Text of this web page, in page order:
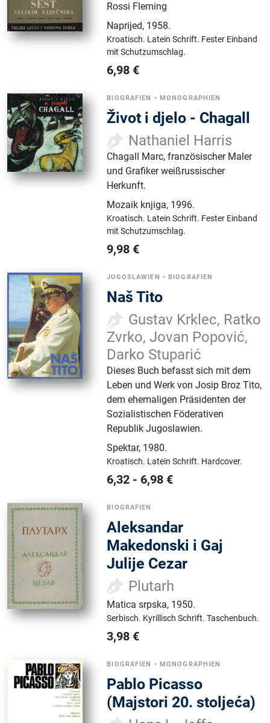
Rossi Fleming
Naprijed, 1958.
Kroatisch. Latein Schrift. Fester Einband
mit Schutzumschlag.
6,98 €
BIOGRAFIEN • MONOGRAPHIEN
Život i djelo - Chagall
Nathaniel Harris
Chagall Marc, französischer Maler
und Grafiker weißrussischer
Herkunft.
Mozaik knjiga, 1996.
Kroatisch. Latein Schrift. Fester Einband
mit Schutzumschlag.
9,98 €
JUGOSLAWIEN •BIOGRAFIEN
Naš Tito
Gustav Krklec, Ratko
Zvrko, Jovan Popović,
Darko Stuparić
Dieses Buch befasst sich mit dem
Leben und Werk von Josip Broz Tito,
dem ehemaligen Präsidenten der
Sozialistischen Föderativen
Republik Jugoslawien.
Spektar, 1980.
Kroatisch. Latein Schrift. Hardcover.
6,32 - 6,98 €
BIOGRAFIEN
Aleksandar
Makedonski i Gaj
Julije Cezar
Plutarh
Matica srpska, 1950.
Serbisch. Kyrillisch Schrift.Taschenbuch.
3,98 €
BIOGRAFIEN • MONOGRAPHIEN
Pablo Picasso
(Majstori 20. stoljeća)